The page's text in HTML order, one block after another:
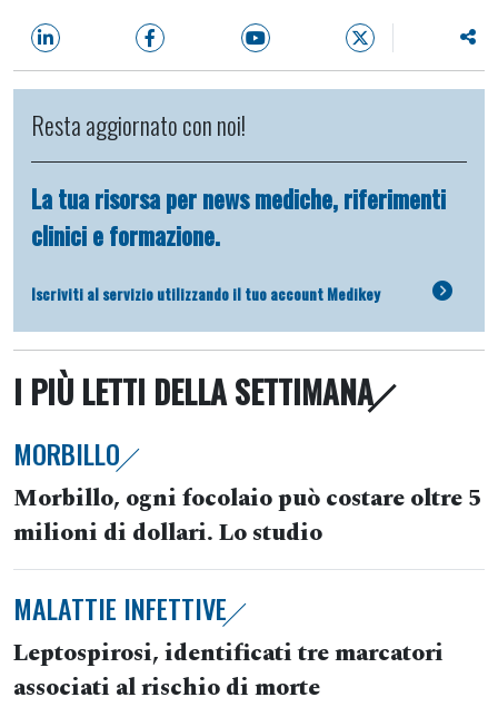
Resta aggiornato con noi!
La tua risorsa per news mediche, riferimenti
clinici e formazione.
Iscriviti al servizio utilizzando il tuo account Medikey
I PIÙ LETTI DELLA SETTIMANA
MORBILLO
Morbillo, ogni focolaio può costare oltre 5
milioni di dollari. Lo studio
MALATTIE INFETTIVE
Leptospirosi, identificati tre marcatori
associati al rischio di morte